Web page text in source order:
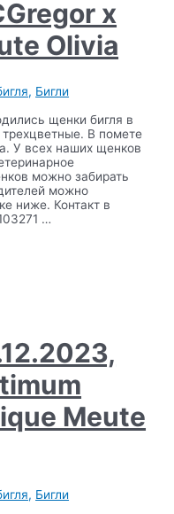
x
Olivia
, Бигли
щенки бигля в
В помете
У всех наших щенков
можно забирать
можно
ниже. Контакт в
…
Meute
, Бигли